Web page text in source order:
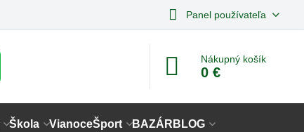
Panel používateľa
Nákupný košík
0 €
Škola VianoceŠport BAZÁR BLOG